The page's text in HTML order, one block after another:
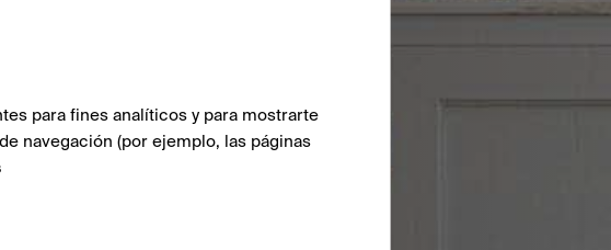
para fines analíticos y para mostrarte
navegación (por ejemplo, las páginas